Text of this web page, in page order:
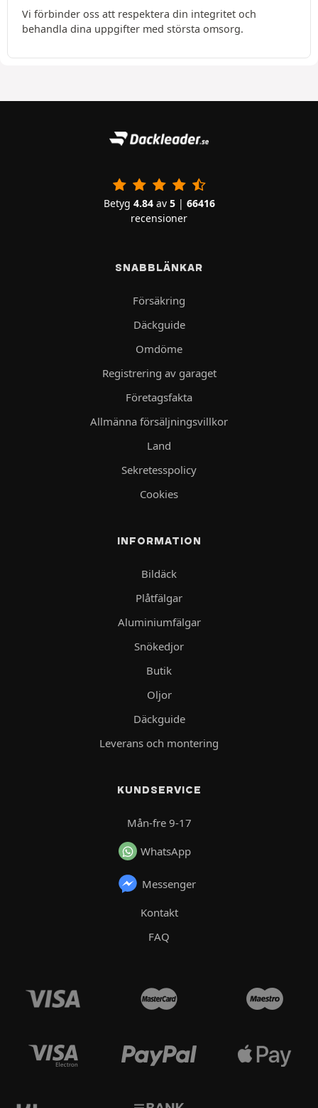
Vi förbinder oss att respektera din integritet och
behandla dina uppgifter med största omsorg.
Betyg 4.84av 5| 66416
recensioner
SNABBLÄNKAR
Försäkring
Däckguide
Omdöme
Registrering av garaget
Företagsfakta
Allmänna försäljningsvillkor
Land
Sekretesspolicy
Cookies
INFORMATION
Bildäck
Plåtfälgar
Aluminiumfälgar
Snökedjor
Butik
Oljor
Däckguide
Leverans och montering
KUNDSERVICE
Mån-fre 9-17
WhatsApp
Messenger
Kontakt
FAQ